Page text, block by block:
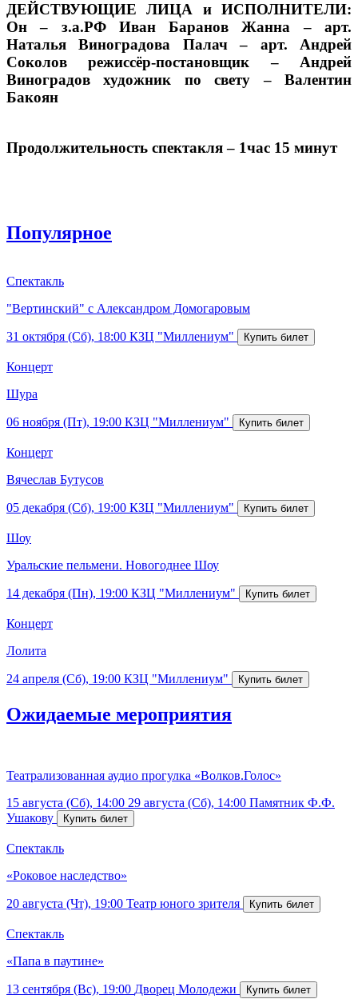
ДЕЙСТВУЮЩИЕ ЛИЦА и ИСПОЛНИТЕЛИ:
Он – з.а.РФ Иван Баранов Жанна – арт.
Наталья Виноградова Палач – арт. Андрей
Соколов режиссёр-постановщик – Андрей
Виноградов художник по свету – Валентин
Бакоян
Продолжительность спектакля – 1час 15 минут
Популярное
Спектакль
"Вертинский" с Александром Домогаровым
31 октября (Сб), 18:00 КЗЦ "Миллениум"
Концерт
Шура
06 ноября (Пт), 19:00 КЗЦ "Миллениум"
Концерт
Вячеслав Бутусов
05 декабря (Сб), 19:00 КЗЦ "Миллениум"
Шоу
Уральские пельмени. Новогоднее Шоу
14 декабря (Пн), 19:00 КЗЦ "Миллениум"
Концерт
Лолита
24 апреля (Сб), 19:00 КЗЦ "Миллениум"
Ожидаемые мероприятия
Театрализованная аудио прогулка «Волков.Голос»
15 августа (Сб), 14:00 29 августа (Сб), 14:00 Памятник Ф.Ф.
Ушакову
Спектакль
«Роковое наследство»
20 августа (Чт), 19:00 Театр юного зрителя
Спектакль
«Папа в паутине»
13 сентября (Вс), 19:00 Дворец Молодежи